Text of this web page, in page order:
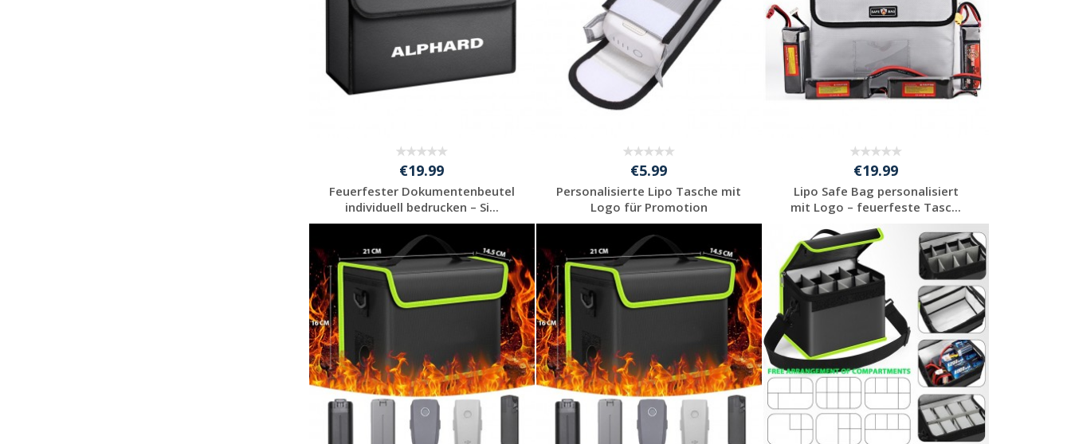
€19.99
Feuerfester Dokumentenbeutel
individuell bedrucken – Si...
Jetzt Angebot
anfordern
€5.99
Personalisierte Lipo Tasche mit
Logo für Promotion
Jetzt Angebot
anfordern
€19.99
Lipo Safe Bag personalisiert
mit Logo – feuerfeste Tasc...
Jetzt Angebot
anfordern